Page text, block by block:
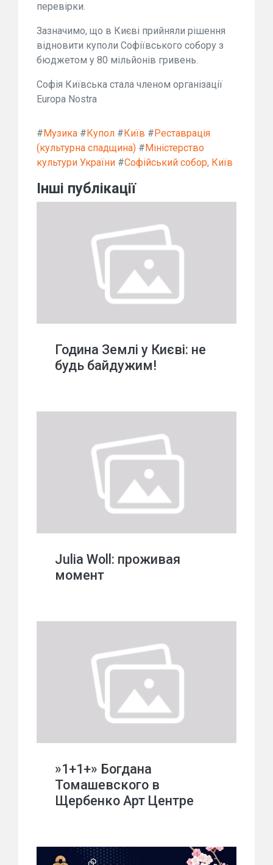
перевірки.
Зазначимо, що в Києві прийняли рішення
відновити куполи Софіївського собору з
бюджетом у 80 мільйонів гривень.
Софія Київська стала членом організації
Europa Nostra
#Музика #Купол #Київ #Реставрація
(культурна спадщина) #Міністерство
культури України #Софійський собор, Київ
Інші публікації
Година Землі у Києві: не
будь байдужим!
Julia Woll: проживая
момент
»1+1+» Богдана
Томашевского в
Щербенко Арт Центре